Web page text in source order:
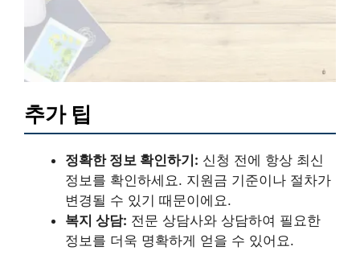
추가 팁
정확한 정보 확인하기: 신청 전에 항상 최신
정보를 확인하세요. 지원금 기준이나 절차가
변경될 수 있기 때문이에요.
복지 상담: 전문 상담사와 상담하여 필요한
정보를 더욱 명확하게 얻을 수 있어요.